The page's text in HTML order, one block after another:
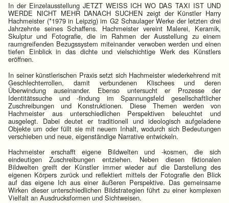
In der Einzelausstellung JETZT WEISS ICH WO DAS TAXI IST UND
WERDE NICHT MEHR DANACH SUCHEN zeigt der Künstler Harry
Hachmeister (*1979 in Leipzig) im G2 Schaulager Werke der letzten drei
Jahrzehnte seines Schaffens. Hachmeister vereint Malerei, Keramik,
Skulptur und Fotografie, die im Rahmen der Ausstellung zu einem
raumgreifenden Bezugssystem miteinander verwoben werden und einen
tiefen Einblick in das dichte und vielschichtige Werk des Künstlers
eröffnen.
In seiner künstlerischen Praxis setzt sich Hachmeister wiederkehrend mit
Geschlechterrollen, damit verbundenen Klischees und deren
Überwindung auseinander. Ebenso untersucht er Prozesse der
Identitätssuche und -findung im Spannungsfeld gesellschaftlicher
Zuschreibungen und Konstruktionen. Diese Themen werden von
Hachmeister aus unterschiedlichen Perspektiven beleuchtet und
ausgelegt. Dabei deutet er traditionell und ideologisch aufgeladene
Objekte um oder füllt sie mit neuem Inhalt, wodurch sich Bedeutungen
verschieben und neue, eigenständige Narrative entwickeln.
Hachmeister erschafft eigene Bildwelten und -kosmen, die sich
eindeutigen Zuschreibungen entziehen. Neben diesen fiktionalen
Bildwelten greift der Künstler immer wieder auf die Darstellung des
eigenen Körpers zurück und reflektiert mittels der Fotografie den Blick
auf das eigene Ich aus einer äußeren Perspektive. Das gemeinsame
Wirken dieser unterschiedlichen Bildstrategien führt zu einer komplexen
Vielfalt an Ausdrucksformen und Sichtweisen.